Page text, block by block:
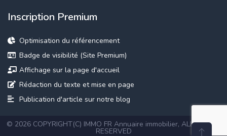
Inscription Premium
Optimisation du référencement
Badge de visibilité (Site Premium)
Affichage sur la page d'accueil
Rédaction du texte et mise en page
Publication d'article sur notre blog
© 2026 COPYRIGHT(C) IMMO FR Annuaire immobilier, ALL RIGHTS
RESERVED